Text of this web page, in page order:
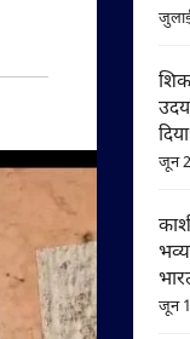
जून
जून